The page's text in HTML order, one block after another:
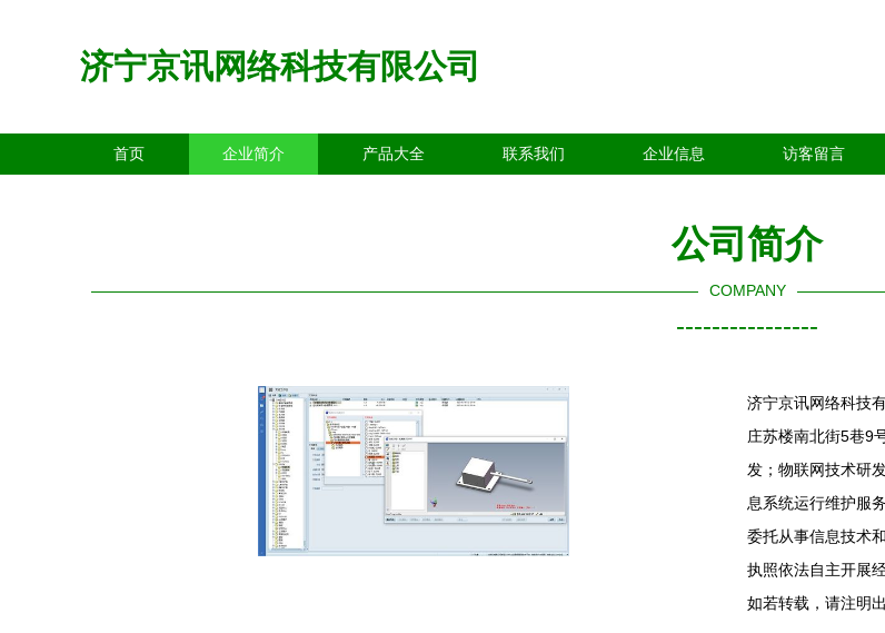
济宁京讯网络科技有限公司
首页 企业简介 产品大全 联系我们 企业信息 访客留言
公司简介
COMPANY
----------------
济宁京讯网络科技
庄苏楼南北街5巷9
发；物联网技术研
息系统运行维护服
委托从事信息技术
执照依法自主开展经
如若转载，请注明